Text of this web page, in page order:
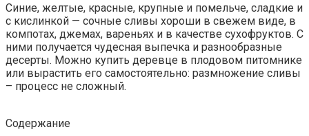
Синие, желтые, красные, крупные и помельче, сладкие и
с кислинкой — сочные сливы хороши в свежем виде, в
компотах, джемах, вареньях и в качестве сухофруктов. С
ними получается чудесная выпечка и разнообразные
десерты. Можно купить деревце в плодовом питомнике
или вырастить его самостоятельно: размножение сливы
– процесс не сложный.
Содержание